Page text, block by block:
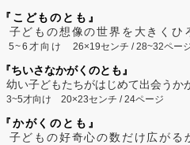
『こどものとも』
子どもの想像の世界を大きくひ
5~6才向け26×19センチ / 28~32ペー
『ちいさなかがくのとも』
幼い子どもたちがはじめて出会うか
3~5才向け 20×23センチ / 24ページ
『かがくのとも』
子どもの好奇心の数だけ広がる